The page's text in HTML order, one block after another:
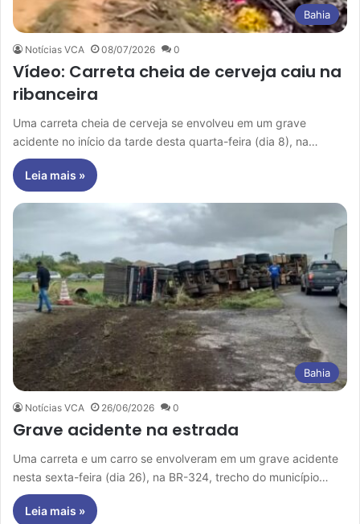
Bahia
Notícias VCA 08/07/2026 0
Vídeo: Carreta cheia de cerveja caiu na
ribanceira
Uma carreta cheia de cerveja se envolveu em um grave
acidente no início da tarde desta quarta-feira (dia 8), na…
Leia mais »
Bahia
Notícias VCA 26/06/2026 0
Grave acidente na estrada
Uma carreta e um carro se envolveram em um grave acidente
nesta sexta-feira (dia 26), na BR-324, trecho do município…
Leia mais »